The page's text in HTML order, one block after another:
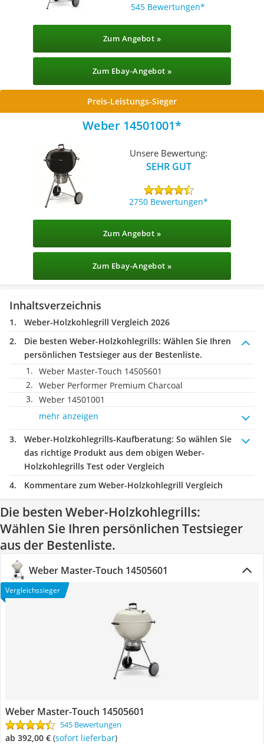
545 Bewertungen
Zum Angebot »
Zum Ebay-Angebot »
Preis-Leistungs-Sieger
Weber 14501001
Unsere Bewertung:
SEHR GUT
2750 Bewertungen
Zum Angebot »
Zum Ebay-Angebot »
Inhaltsverzeichnis
Weber-Holzkohlegrill Vergleich 2026
Die besten Weber-Holzkohlegrills: Wählen Sie Ihren
persönlichen Testsieger aus der Bestenliste.
Weber Master-Touch 14505601
Weber Performer Premium Charcoal
Weber 14501001
mehr anzeigen
Weber-Holzkohlegrills-Kaufberatung: So wählen Sie
das richtige Produkt aus dem obigen Weber-
Holzkohlegrills Test oder Vergleich
Kommentare zum Weber-Holzkohlegrill Vergleich
Die besten Weber-Holzkohlegrills:
Wählen Sie Ihren persönlichen Testsieger
aus der Bestenliste.
Weber Master-Touch 14505601
Vergleichssieger
Weber Master-Touch 14505601
545 Bewertungen
ab 392,00 € ( Sofort lieferbar)